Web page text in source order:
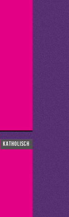
katholisch